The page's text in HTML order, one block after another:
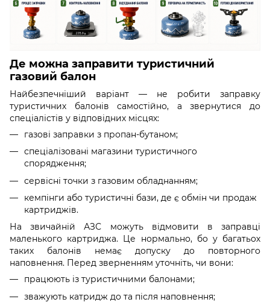
Де можна заправити туристичний
газовий балон
Найбезпечніший варіант — не робити заправку
туристичних балонів самостійно, а звернутися до
спеціалістів у відповідних місцях:
газові заправки з пропан-бутаном;
спеціалізовані магазини туристичного
спорядження;
сервісні точки з газовим обладнанням;
кемпінги або туристичні бази, де є обмін чи продаж
картриджів.
На звичайній АЗС можуть відмовити в заправці
маленького картриджа. Це нормально, бо у багатьох
таких балонів немає допуску до повторного
наповнення. Перед зверненням уточніть, чи вони:
працюють із туристичними балонами;
зважують катридж до та після наповнення;